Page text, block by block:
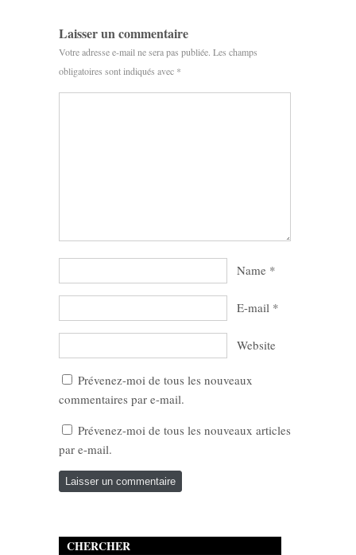
Laisser un commentaire
Votre adresse e-mail ne sera pas publiée. Les champs
obligatoires sont indiqués avec *
Name *
E-mail *
Website
Prévenez-moi de tous les nouveaux
commentaires par e-mail.
Prévenez-moi de tous les nouveaux articles
par e-mail.
CHERCHER